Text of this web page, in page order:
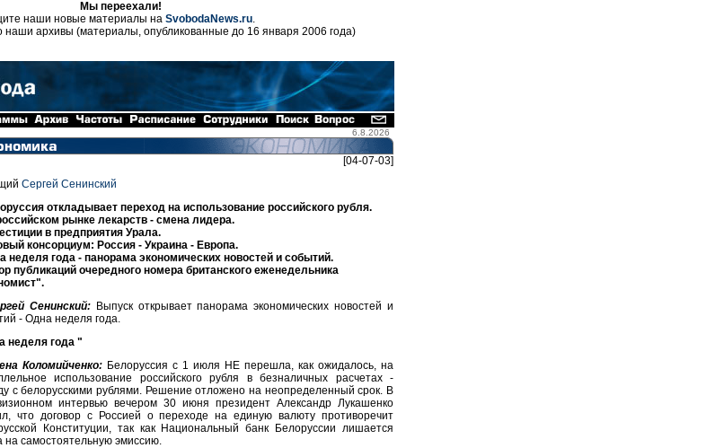
Мы переехали!
наши новые материалы на SvobodaNews.ru.
наши архивы (материалы, опубликованные до 16 января 2006 года)
6.8.2026
[04-07-03]
Сергей Сенинский
откладывает переход на использование российского рубля.
рынке лекарств - смена лидера.
в предприятия Урала.
консорциум: Россия - Украина - Европа.
неделя года - панорама экономических новостей и событий.
публикаций очередного номера британского еженедельника
Сенинский:Выпуск открывает панорама экономических новостей и
- Одна неделя года.
неделя года "
Коломийченко: Белоруссия с 1 июля НЕ перешла, как ожидалось, на
использование российского рубля в безналичных расчетах -
с белорусскими рублями. Решение отложено на неопределенный срок. В
интервью вечером 30 июня президент Александр Лукашенко
что договор с Россией о переходе на единую валюту противоречит
Конституции, так как Национальный банк Белоруссии лишается
на самостоятельную эмиссию.